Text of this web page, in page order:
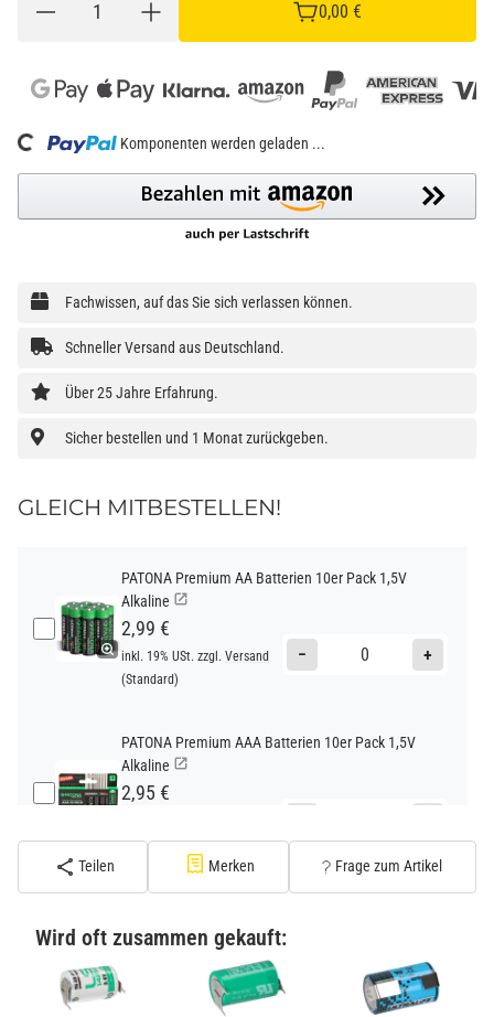
0,00 €
Loading... Komponenten werden geladen ...
Fachwissen, auf das Sie sich verlassen können.
Schneller Versand aus Deutschland.
Über 25 Jahre Erfahrung.
Sicher bestellen und 1 Monat zurückgeben.
GLEICH MITBESTELLEN!
PATONA Premium AA Batterien 10er Pack 1,5V
Alkaline
2,99 €
inkl. 19% USt. zzgl. Versand
(Standard)
− +
PATONA Premium AAA Batterien 10er Pack 1,5V
Alkaline
2,95 €
(Standard)
Lithium
inkl. 19% USt. zzgl.Versand
(Gefahrgut UN3090 Versand
+
Teilen Merken Frage zum Artikel
Wird oft zusammen gekauft: